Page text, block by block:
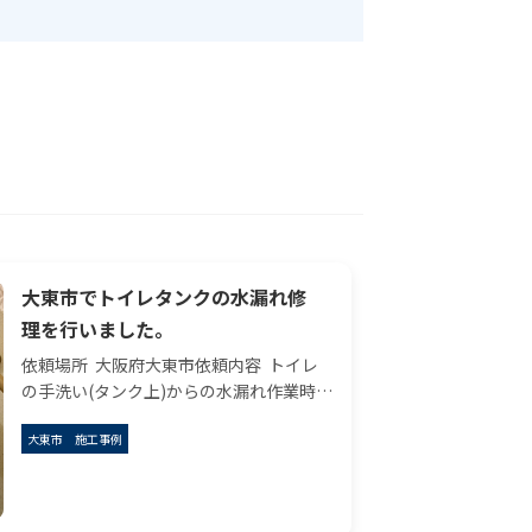
大東市でトイレタンクの水漏れ修
理を行いました。
依頼場所 大阪府大東市依頼内容 トイレ
の手洗い(タンク上)からの水漏れ作業時間
は既に水を元栓からストップしている状
大東市 施工事例